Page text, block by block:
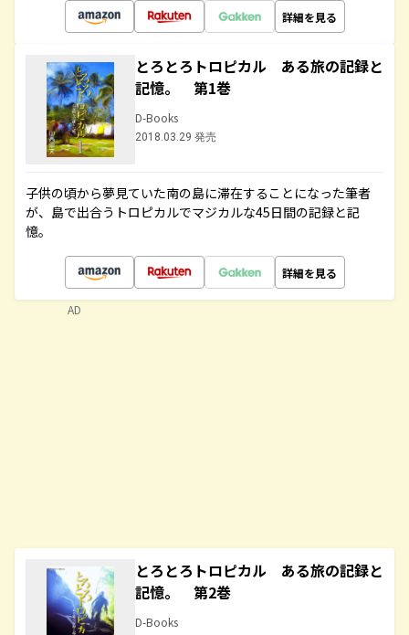
詳細を見る
とろとろトロピカル ある旅の記録と
記憶。 第1巻
D-Books
2018.03.29 発売
子供の頃から夢見ていた南の島に滞在することになった筆者
が、島で出合うトロピカルでマジカルな45日間の記録と記
憶。
詳細を見る
とろとろトロピカル ある旅の記録と
記憶。 第2巻
D-Books
AD